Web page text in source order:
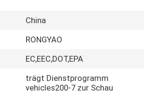
China
RONGYAO
EC,EEC,DOT,EPA
trägt Dienstprogramm
vehicles200-7 zur Schau